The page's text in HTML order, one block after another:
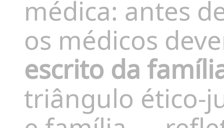
médica: antes
os médicos
escrito da
triângulo ético-